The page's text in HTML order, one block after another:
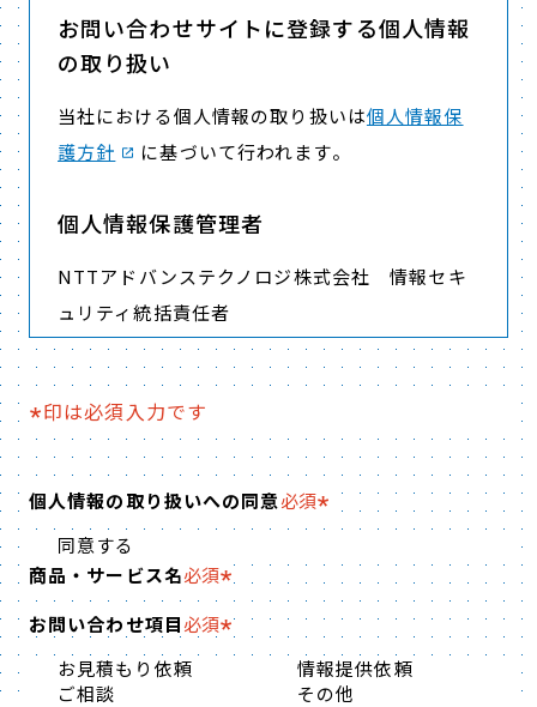
お問い合わせサイトに登録する個人情報
の取り扱い
当社における個人情報の取り扱いは個人情報保
護方針
に基づいて行われます。
個人情報保護管理者
NTTアドバンステクノロジ株式会社 情報セキ
ュリティ統括責任者
お問い合わせ先： お問い合わせフォーム
個人情報の利用目的
お問い合わせの際にいただいた、お客さまのお
名前、メールアドレスなどの個人情報（その他
ご記入いただいた内容のうち個人情報に該当す
るものを含む）は、ご意見・ご要望・お問い合
わせ等への対応という目的の範囲内にて利用い
たします。
*印は必須入力です
個人情報の取り扱いへの同意 必須
同意する
商品・サービス名必須
お問い合わせ項目 必須
お見積もり依頼
情報提供依頼
ご相談
その他